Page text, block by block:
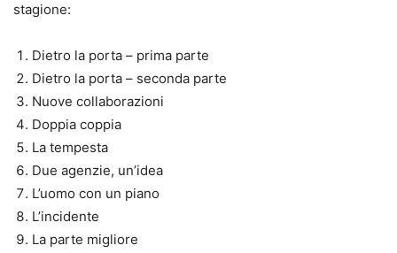
stagione:
Dietro la porta – prima parte
Dietro la porta – seconda parte
Nuove collaborazioni
Doppia coppia
La tempesta
Due agenzie, un’idea
L’uomo con un piano
L’incidente
La parte migliore